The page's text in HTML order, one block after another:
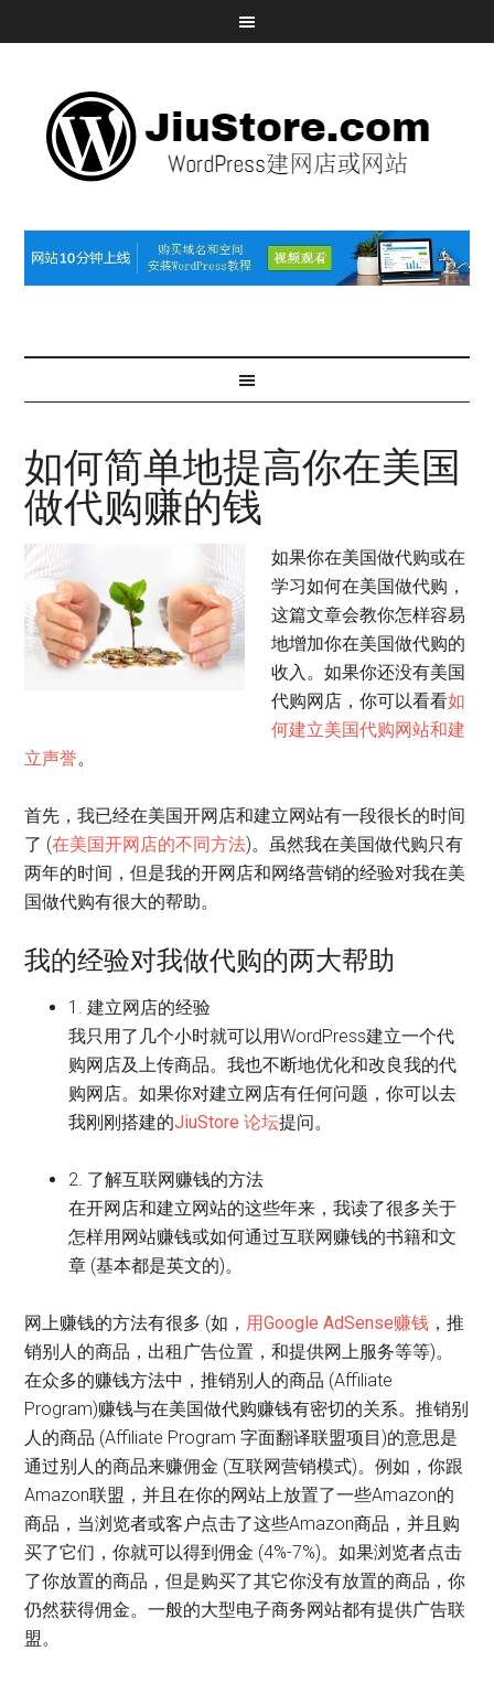
如何简单地提高你在美国
做代购赚的钱
如果你在美国做代购或在
学习如何在美国做代购，
这篇文章会教你怎样容易
地增加你在美国做代购的
收入。如果你还没有美国
代购网店，你可以看看如
何建立美国代购网站和建
立声誉。
首先，我已经在美国开网店和建立网站有一段很长的时间
了 (在美国开网店的不同方法)。虽然我在美国做代购只有
两年的时间，但是我的开网店和网络营销的经验对我在美
国做代购有很大的帮助。
我的经验对我做代购的两大帮助
1. 建立网店的经验
我只用了几个小时就可以用WordPress建立一个代
购网店及上传商品。我也不断地优化和改良我的代
购网店。如果你对建立网店有任何问题，你可以去
我刚刚搭建的JiuStore 论坛提问。
2. 了解互联网赚钱的方法
在开网店和建立网站的这些年来，我读了很多关于
怎样用网站赚钱或如何通过互联网赚钱的书籍和文
章 (基本都是英文的)。
网上赚钱的方法有很多 (如， 用Google AdSense赚钱 ，推
销别人的商品，出租广告位置，和提供网上服务等等)。
在众多的赚钱方法中，推销别人的商品 (Affiliate
Program)赚钱与在美国做代购赚钱有密切的关系。推销别
人的商品 (Affiliate Program 字面翻译联盟项目)的意思是
通过别人的商品来赚佣金 (互联网营销模式)。例如，你跟
Amazon联盟，并且在你的网站上放置了一些Amazon的
商品，当浏览者或客户点击了这些Amazon商品，并且购
买了它们，你就可以得到佣金 (4%-7%)。如果浏览者点击
了你放置的商品，但是购买了其它你没有放置的商品，你
仍然获得佣金。一般的大型电子商务网站都有提供广告联
盟。